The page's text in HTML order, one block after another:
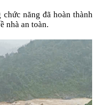
năng đã hoàn thành
nhà an toàn.